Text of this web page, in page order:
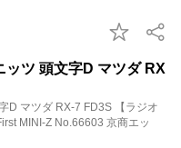
ッツ 頭文字D マツダ RX
D マツダ RX-7 FD3S 【ラジオ
MINI-Z No.66603 京商エッ